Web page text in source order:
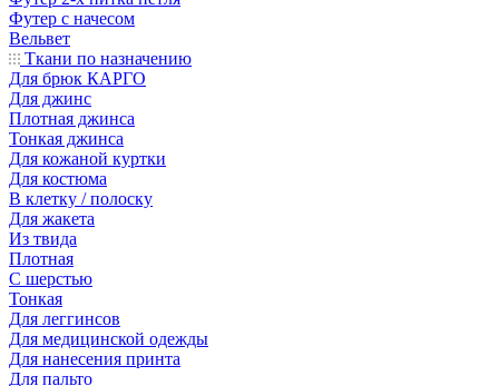
Футер с начесом
Вельвет
Ткани по назначению
Для брюк КАРГО
Для джинс
Плотная джинса
Тонкая джинса
Для кожаной куртки
Для костюма
В клетку / полоску
Для жакета
Из твида
Плотная
С шерстью
Тонкая
Для леггинсов
Для медицинской одежды
Для нанесения принта
Для пальто